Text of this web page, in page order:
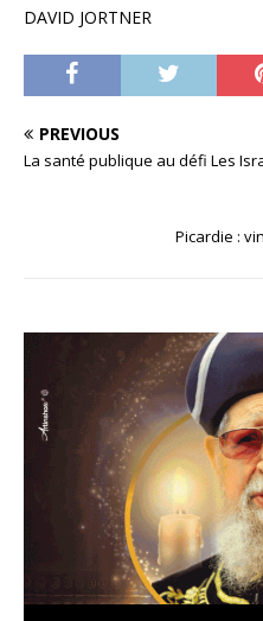
DAVID JORTNER
PREVIOUS
La santé publique au défi Les
Picardie :